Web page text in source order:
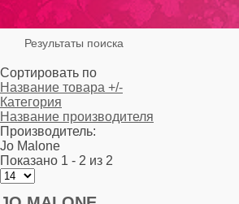
Результаты поиска
Сортировать по
Название товара +/-
Категория
Название производителя
Производитель:
Jo Malone
Показано 1 - 2 из 2